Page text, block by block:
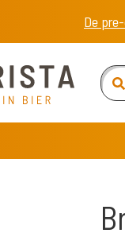
De